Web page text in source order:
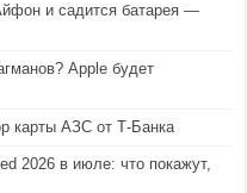
и садится батарея —
Apple будет
карты АЗС от Т-Банка
2026 в июле: что покажут,